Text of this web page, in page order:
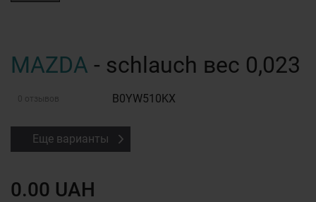
MAZDA - schlauch вес 0,023
0 отзывов B0YW510KX
Еще варианты
0.00 UAH